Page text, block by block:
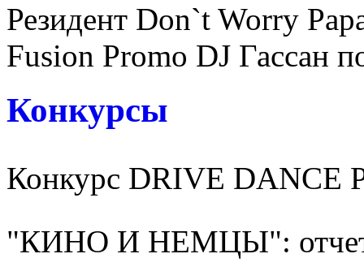
Резидент Don`t Worry
Fusion Promo DJ Гассан
Конкурсы
Конкурс DRIVE DANCE
"КИНО И НЕМЦЫ": отчет